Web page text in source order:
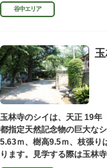
谷中エリア
玉林寺のシイは、天正 19年
都指定天然記念物の巨大な
5.63ｍ、樹高9.5ｍ、枝張り
ります。見学する際は玉林